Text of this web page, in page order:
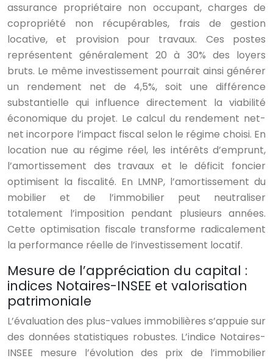
assurance propriétaire non occupant, charges de
copropriété non récupérables, frais de gestion
locative, et provision pour travaux. Ces postes
représentent généralement 20 à 30% des loyers
bruts. Le même investissement pourrait ainsi générer
un rendement net de 4,5%, soit une différence
substantielle qui influence directement la viabilité
économique du projet. Le calcul du rendement net-
net incorpore l’impact fiscal selon le régime choisi. En
location nue au régime réel, les intérêts d’emprunt,
l’amortissement des travaux et le déficit foncier
optimisent la fiscalité. En LMNP, l’amortissement du
mobilier et de l’immobilier peut neutraliser
totalement l’imposition pendant plusieurs années.
Cette optimisation fiscale transforme radicalement
la performance réelle de l’investissement locatif.
Mesure de l’appréciation du capital :
indices Notaires-INSEE et valorisation
patrimoniale
L’évaluation des plus-values immobilières s’appuie sur
des données statistiques robustes. L’indice Notaires-
INSEE mesure l’évolution des prix de l’immobilier